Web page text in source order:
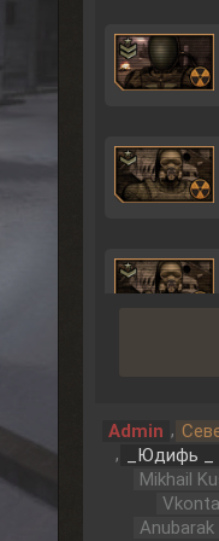
эту поделку
ОГСР26
Admin ,
,
_Юдифь _
Mikhail
Anubarak